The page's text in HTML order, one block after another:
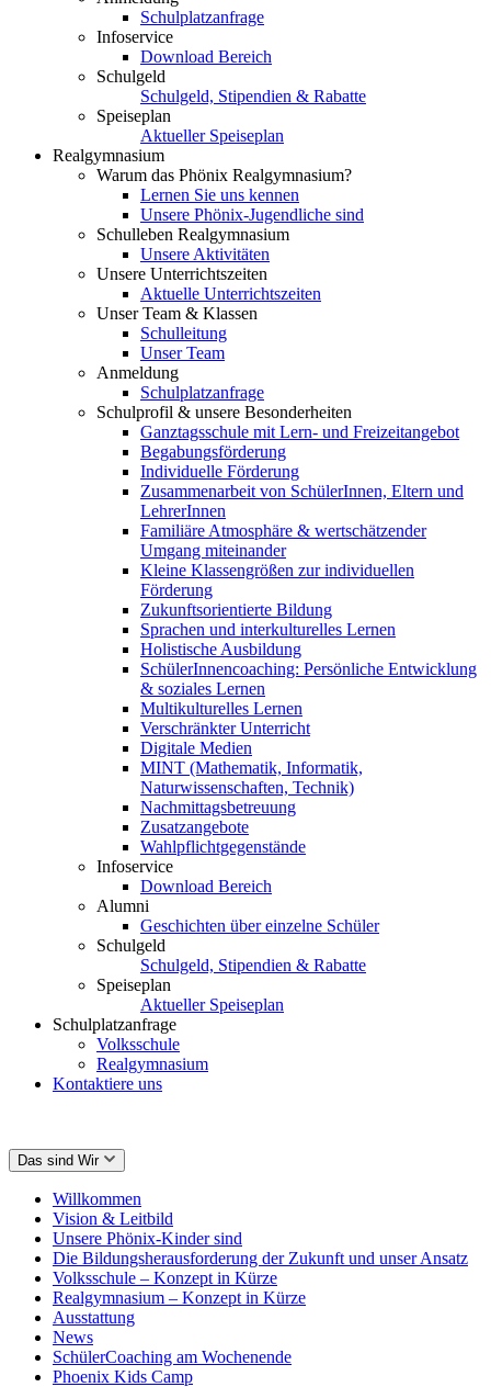
Schulplatzanfrage
Infoservice
Download Bereich
Schulgeld
Schulgeld, Stipendien & Rabatte
Speiseplan
Aktueller Speiseplan
Realgymnasium
Warum das Phönix Realgymnasium?
Lernen Sie uns kennen
Unsere Phönix-Jugendliche sind
Schulleben Realgymnasium
Unsere Aktivitäten
Unsere Unterrichtszeiten
Aktuelle Unterrichtszeiten
Unser Team & Klassen
Schulleitung
Unser Team
Anmeldung
Schulplatzanfrage
Schulprofil & unsere Besonderheiten
Ganztagsschule mit Lern- und Freizeitangebot
Begabungsförderung
Individuelle Förderung
Zusammenarbeit von SchülerInnen, Eltern und
LehrerInnen
Familiäre Atmosphäre & wertschätzender
Umgang miteinander
Kleine Klassengrößen zur individuellen
Förderung
Zukunftsorientierte Bildung
Sprachen und interkulturelles Lernen
Holistische Ausbildung
SchülerInnencoaching: Persönliche Entwicklung
& soziales Lernen
Multikulturelles Lernen
Verschränkter Unterricht
Digitale Medien
MINT (Mathematik, Informatik,
Naturwissenschaften, Technik)
Nachmittagsbetreuung
Zusatzangebote
Wahlpflichtgegenstände
Infoservice
Download Bereich
Alumni
Geschichten über einzelne Schüler
Schulgeld
Schulgeld, Stipendien & Rabatte
Speiseplan
Aktueller Speiseplan
Schulplatzanfrage
Volksschule
Realgymnasium
Kontaktiere uns
Das sind Wir
Willkommen
Vision & Leitbild
Unsere Phönix-Kinder sind
Die Bildungsherausforderung der Zukunft und unser Ansatz
Volksschule – Konzept in Kürze
Realgymnasium – Konzept in Kürze
Ausstattung
News
SchülerCoaching am Wochenende
Phoenix Kids Camp